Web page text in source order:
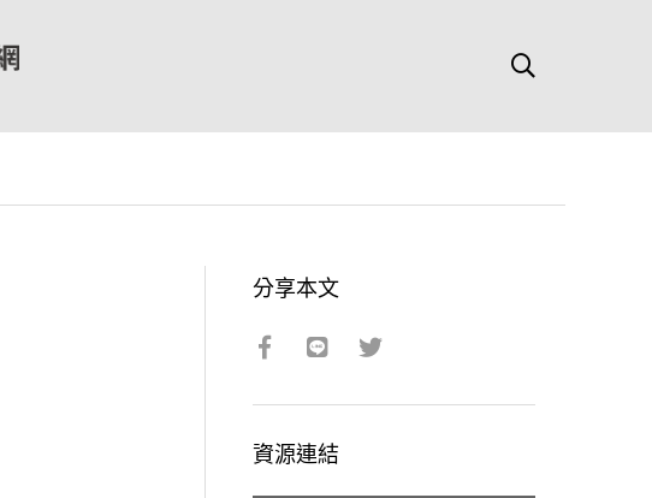
分享本文
資源連結